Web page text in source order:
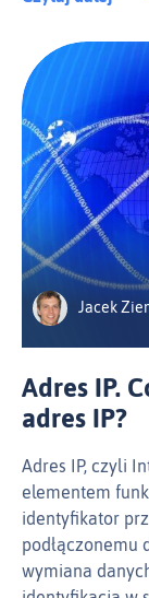
Jacek
Adres IP.
adres IP?
Adres IP, czyli
elementem
identyfikator
podłączonemu
wymiana